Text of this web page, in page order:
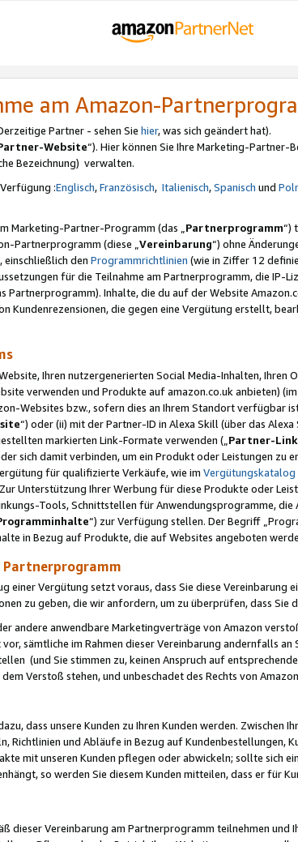
am Amazon-
Partner - sehen Sie hier, was sich geändert hat).
Website“). Hier können Sie Ihre Marketing-Partner-
Bezeichnung) verwalten.
:Englisch,Französisch, Italienisch,Spanisch und
Marketing-Partner-Programm (das „Partnerprogramm“)
Partnerprogramm (diese „Vereinbarung“) ohne
einschließlich den Programmrichtlinien (wie in Ziffer 12
für die Teilnahme am Partnerprogramm, die
Inhalte, die du auf der Website
Kundenrezensionen, die gegen eine Vergütung erstellt,
Ihren nutzergenerierten Social Media-Inhalten,
verwenden und Produkte auf amazon.co.uk anbieten) (im
Websites bzw., sofern dies an Ihrem Standort verfügbar
“) oder (ii) mit der Partner-ID in Alexa Skill (über das
markierten Link-Formate verwenden („ Partner-
sich damit verbinden, um ein Produkt oder Leistungen
für qualifizierte Verkäufe, wie im
Unterstützung Ihrer Werbung für diese Produkte oder
Tools, Schnittstellen für Anwendungsprogramme,
“) zur Verfügung stellen. Der Begriff
in Bezug auf Produkte, die auf Websites angeboten
Partnerprogramm
einer Vergütung setzt voraus, dass Sie diese Vereinbarung
zu geben, die wir anfordern, um zu überprüfen, dass Sie
andere anwendbare Marketingverträge von Amazon
sämtliche im Rahmen dieser Vereinbarung andernfalls
(und Sie stimmen zu, keinen Anspruch auf
Verstoß stehen, und unbeschadet des Rechts von
dass unsere Kunden zu Ihren Kunden werden. Zwischen
Richtlinien und Abläufe in Bezug auf Kundenbestellungen,
mit unseren Kunden pflegen oder abwickeln; sollte sich
so werden Sie diesem Kunden mitteilen, dass er für
dieser Vereinbarung am Partnerprogramm teilnehmen